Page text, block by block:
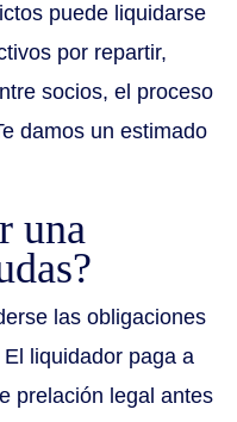
puede liquidarse
por repartir,
socios, el proceso
damos un estimado
una
las obligaciones
liquidador paga a
prelación legal antes